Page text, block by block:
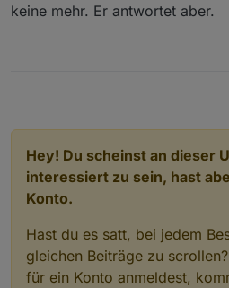
keine mehr. Er antwortet aber.
Hey! Du scheinst an dieser
interessiert zu sein, hast
Konto.
Hast du es satt, bei jedem
gleichen Beiträge zu
für ein Konto anmeldest,